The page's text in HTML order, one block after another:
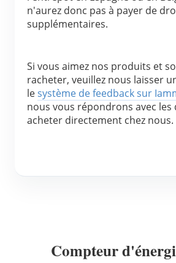
Blogs
App Store
Classement PV
n'aurez donc pas à payer de
supplémentaires.
Si vous aimez nos produits et
racheter, veuillez nous laisser
le système de feedback sur
nous vous répondrons avec
acheter directement chez nous.
Compteur